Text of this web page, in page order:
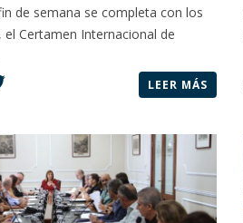
de semana se completa con los
Certamen Internacional de
LEER MÁS